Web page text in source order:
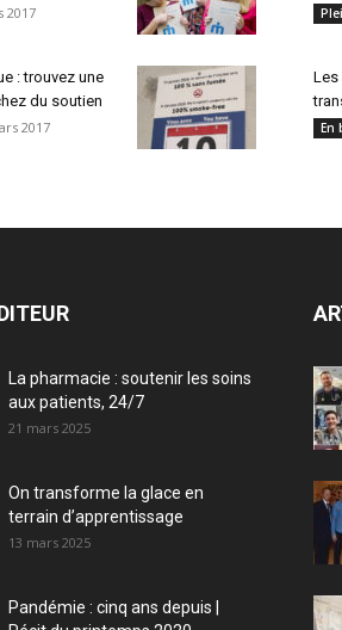
2017
: trouvez une
du soutien
2017
Les
En
La pharmacie : soutenir les soins
aux patients, 24/7
21 mars 2025
On transforme la glace en
terrain d’apprentissage
13 mars 2025
Pandémie : cinq ans depuis |